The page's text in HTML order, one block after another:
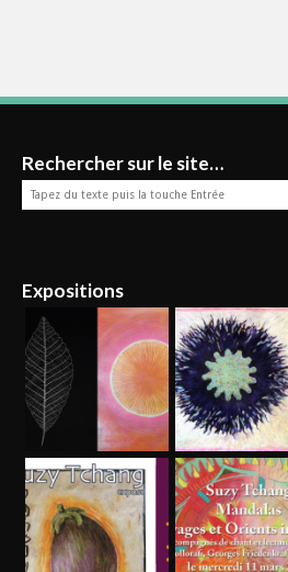
Rechercher sur le site…
Expositions